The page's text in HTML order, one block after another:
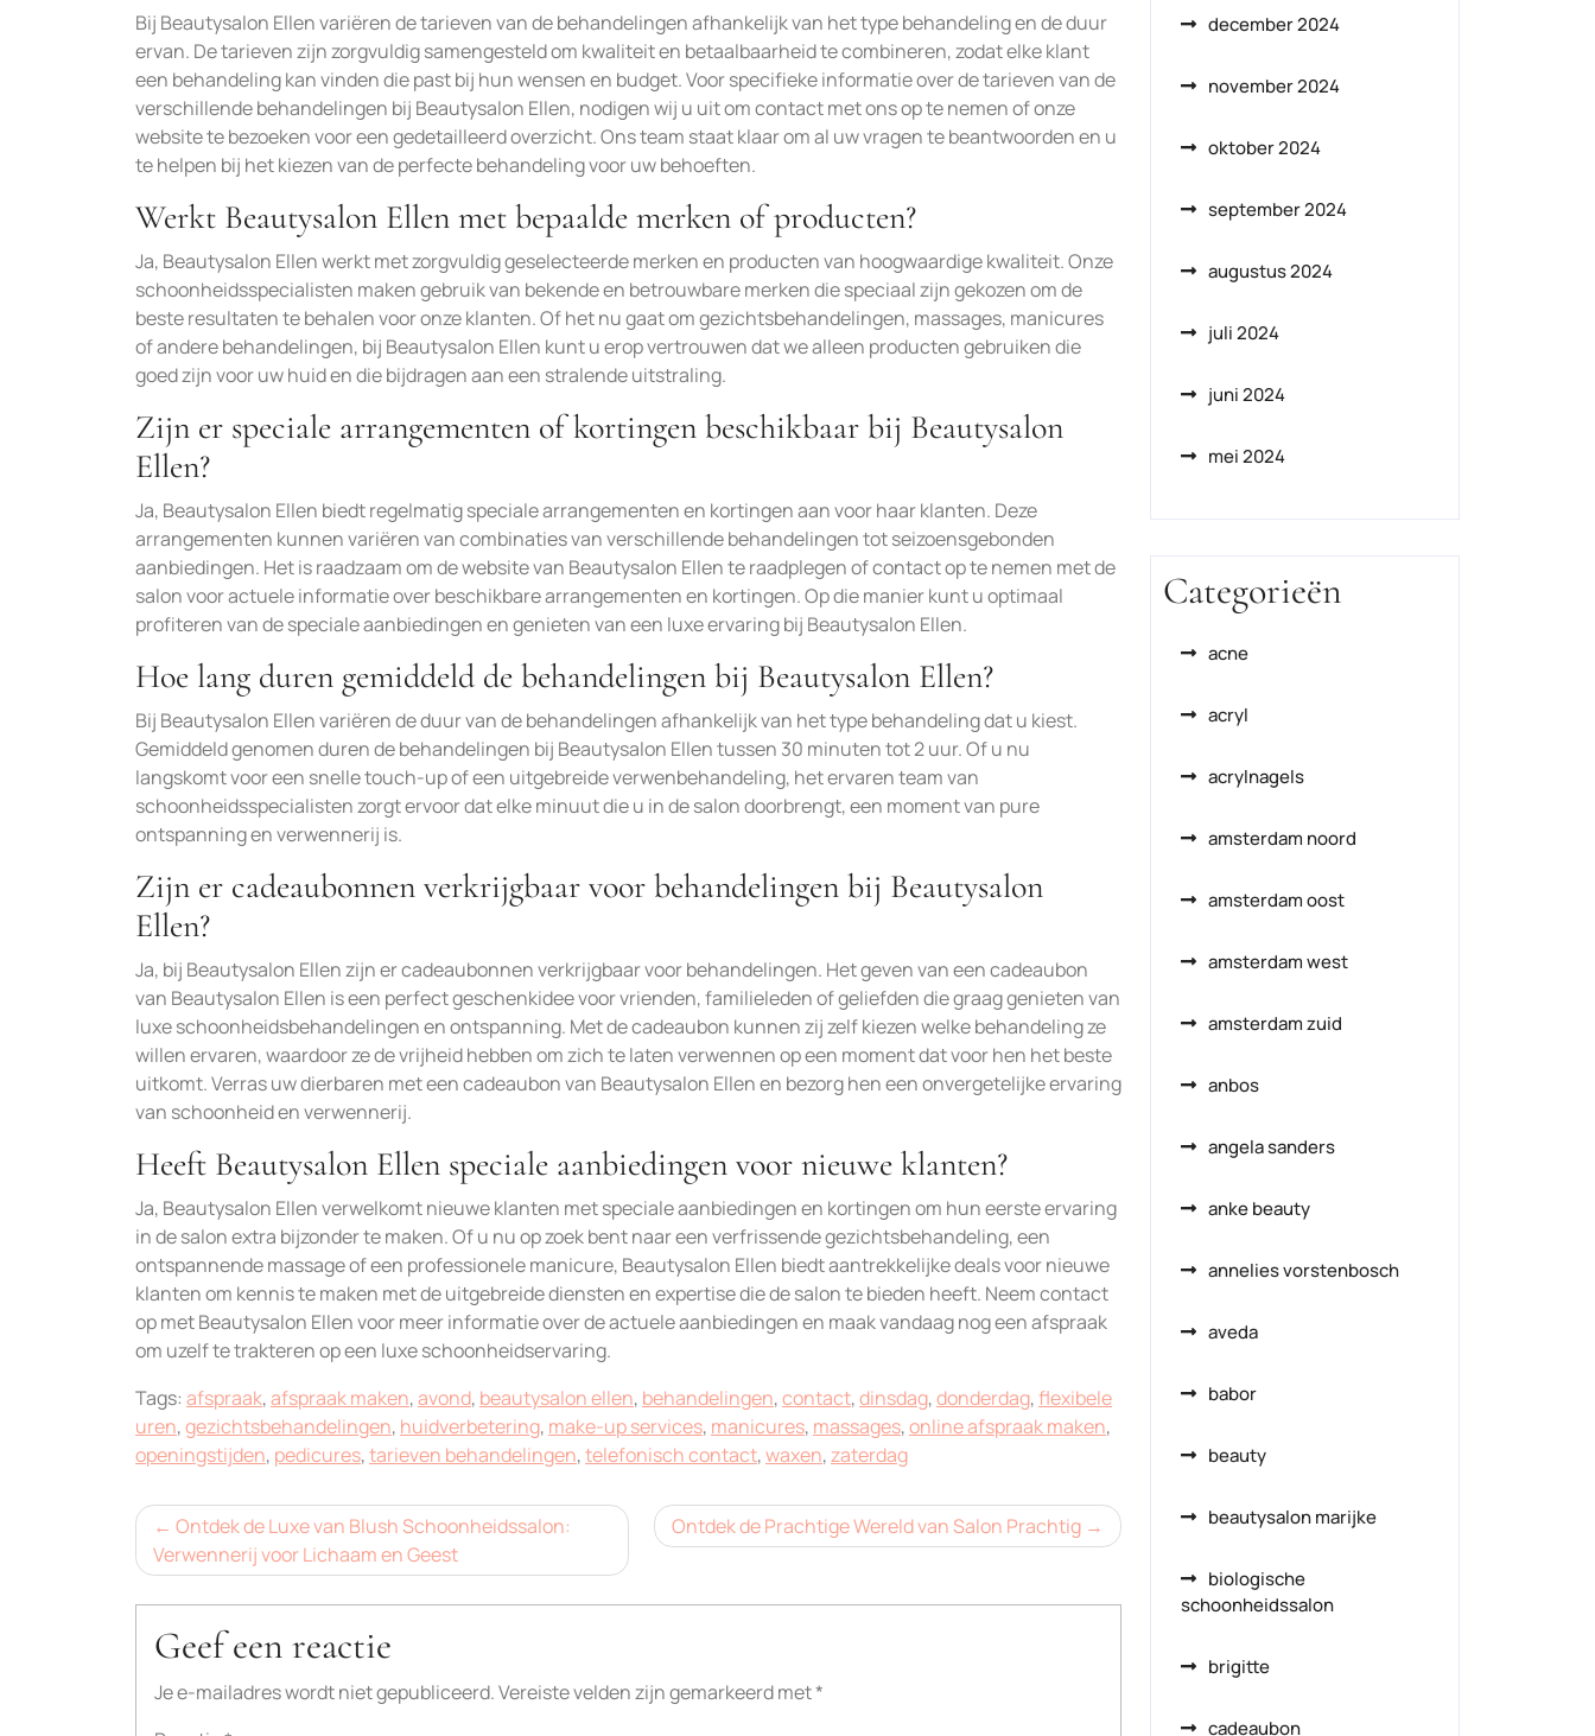
Bij Beautysalon Ellen variëren de tarieven van de behandelingen afhankelijk van het type behandeling en de duur
ervan. De tarieven zijn zorgvuldig samengesteld om kwaliteit en betaalbaarheid te combineren, zodat elke klant
een behandeling kan vinden die past bij hun wensen en budget. Voor specifieke informatie over de tarieven van de
verschillende behandelingen bij Beautysalon Ellen, nodigen wij u uit om contact met ons op te nemen of onze
website te bezoeken voor een gedetailleerd overzicht. Ons team staat klaar om al uw vragen te beantwoorden en u
te helpen bij het kiezen van de perfecte behandeling voor uw behoeften.
Werkt Beautysalon Ellen met bepaalde merken of producten?
Ja, Beautysalon Ellen werkt met zorgvuldig geselecteerde merken en producten van hoogwaardige kwaliteit. Onze
schoonheidsspecialisten maken gebruik van bekende en betrouwbare merken die speciaal zijn gekozen om de
beste resultaten te behalen voor onze klanten. Of het nu gaat om gezichtsbehandelingen, massages, manicures
of andere behandelingen, bij Beautysalon Ellen kunt u erop vertrouwen dat we alleen producten gebruiken die
goed zijn voor uw huid en die bijdragen aan een stralende uitstraling.
Zijn er speciale arrangementen of kortingen beschikbaar bij Beautysalon
Ellen?
Ja, Beautysalon Ellen biedt regelmatig speciale arrangementen en kortingen aan voor haar klanten. Deze
arrangementen kunnen variëren van combinaties van verschillende behandelingen tot seizoensgebonden
aanbiedingen. Het is raadzaam om de website van Beautysalon Ellen te raadplegen of contact op te nemen met de
salon voor actuele informatie over beschikbare arrangementen en kortingen. Op die manier kunt u optimaal
profiteren van de speciale aanbiedingen en genieten van een luxe ervaring bij Beautysalon Ellen.
Hoe lang duren gemiddeld de behandelingen bij Beautysalon Ellen?
Bij Beautysalon Ellen variëren de duur van de behandelingen afhankelijk van het type behandeling dat u kiest.
Gemiddeld genomen duren de behandelingen bij Beautysalon Ellen tussen 30 minuten tot 2 uur. Of u nu
langskomt voor een snelle touch-up of een uitgebreide verwenbehandeling, het ervaren team van
schoonheidsspecialisten zorgt ervoor dat elke minuut die u in de salon doorbrengt, een moment van pure
ontspanning en verwennerij is.
Zijn er cadeaubonnen verkrijgbaar voor behandelingen bij Beautysalon
Ellen?
Ja, bij Beautysalon Ellen zijn er cadeaubonnen verkrijgbaar voor behandelingen. Het geven van een cadeaubon
van Beautysalon Ellen is een perfect geschenkidee voor vrienden, familieleden of geliefden die graag genieten van
luxe schoonheidsbehandelingen en ontspanning. Met de cadeaubon kunnen zij zelf kiezen welke behandeling ze
willen ervaren, waardoor ze de vrijheid hebben om zich te laten verwennen op een moment dat voor hen het beste
uitkomt. Verras uw dierbaren met een cadeaubon van Beautysalon Ellen en bezorg hen een onvergetelijke ervaring
van schoonheid en verwennerij.
Heeft Beautysalon Ellen speciale aanbiedingen voor nieuwe klanten?
Ja, Beautysalon Ellen verwelkomt nieuwe klanten met speciale aanbiedingen en kortingen om hun eerste ervaring
in de salon extra bijzonder te maken. Of u nu op zoek bent naar een verfrissende gezichtsbehandeling, een
ontspannende massage of een professionele manicure, Beautysalon Ellen biedt aantrekkelijke deals voor nieuwe
klanten om kennis te maken met de uitgebreide diensten en expertise die de salon te bieden heeft. Neem contact
op met Beautysalon Ellen voor meer informatie over de actuele aanbiedingen en maak vandaag nog een afspraak
om uzelf te trakteren op een luxe schoonheidservaring.
Tags: afspraak,afspraak maken,avond, beautysalon ellen, behandelingen,contact,dinsdag,donderdag,flexibele
uren,gezichtsbehandelingen, huidverbetering, make-up services, manicures, massages,online afspraak maken,
openingstijden, pedicures,tarieven behandelingen,telefonisch contact,waxen,zaterdag
Bericht
navigatie
Ontdek de Luxe van Blush Schoonheidssalon:
Verwennerij voor Lichaam en Geest
Ontdek de Prachtige Wereld van Salon Prachtig
Geef een reactie
Je e-mailadres wordt niet gepubliceerd.Vereiste velden zijn gemarkeerd met*
december 2024
november 2024
oktober 2024
september 2024
augustus 2024
juli 2024
juni 2024
mei 2024
Categorieën
acne
acryl
acrylnagels
amsterdam noord
amsterdam oost
amsterdam west
amsterdam zuid
anbos
angela sanders
anke beauty
annelies vorstenbosch
aveda
babor
beauty
beautysalon marijke
biologische
schoonheidssalon
brigitte
cadeaubon